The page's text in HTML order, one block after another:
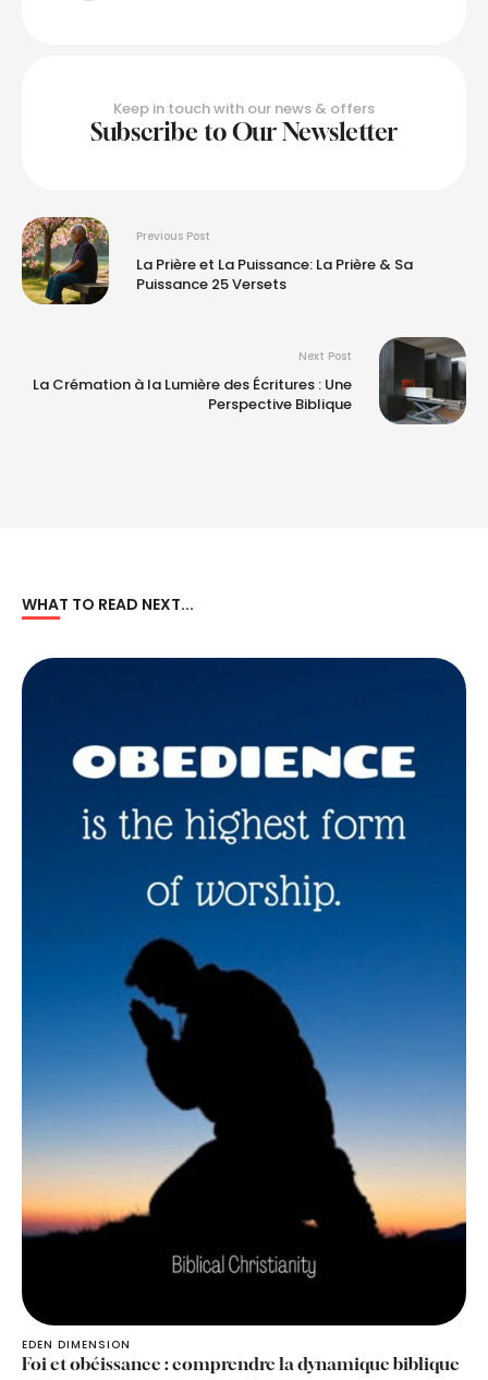
Keep in touch with our news & offers
Subscribe to Our Newsletter
Previous Post
La Prière et La Puissance: La Prière & Sa
Puissance 25 Versets
Next Post
La Crémation à la Lumière des Écritures : Une
Perspective Biblique
WHAT TO READ NEXT...
EDEN DIMENSION
Foi et obéissance : comprendre la dynamique biblique